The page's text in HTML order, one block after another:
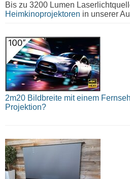
Bis zu 3200 Lumen
Heimkinoprojektoren in unserer
2m20 Bildbreite mit einem
Projektion?